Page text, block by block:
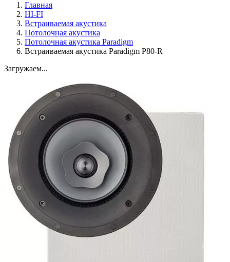
Главная
HI-FI
Встраиваемая акустика
Потолочная акустика
Потолочная акустика Paradigm
Встраиваемая акустика Paradigm P80-R
Загружаем...